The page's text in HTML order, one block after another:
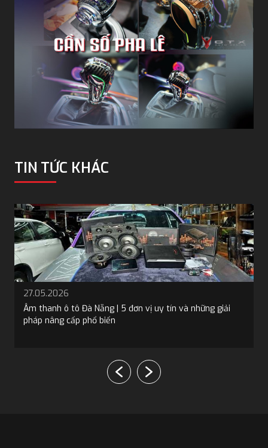
TIN TỨC KHÁC
19.05.2026
Bọc trần ô tô tại Đà Nẵng: 5 địa chỉ và 4 loại vật liệu phổ
biến